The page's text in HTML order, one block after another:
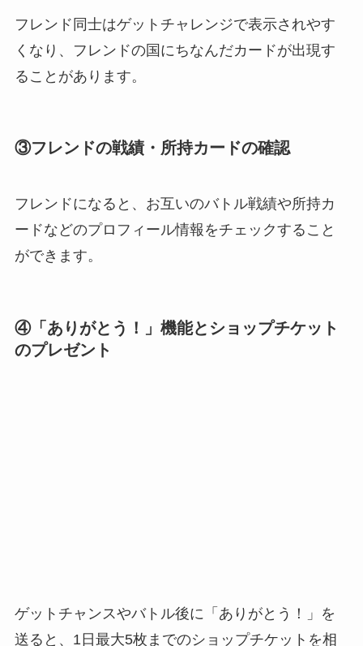
フレンド同士はゲットチャレンジで表示されやす
くなり、フレンドの国にちなんだカードが出現す
ることがあります。
③フレンドの戦績・所持カードの確認
フレンドになると、お互いのバトル戦績や所持カ
ードなどのプロフィール情報をチェックすること
ができます。
④「ありがとう！」機能とショップチケット
のプレゼント
ゲットチャンスやバトル後に「ありがとう！」を
送ると、1日最大5枚までのショップチケットを相